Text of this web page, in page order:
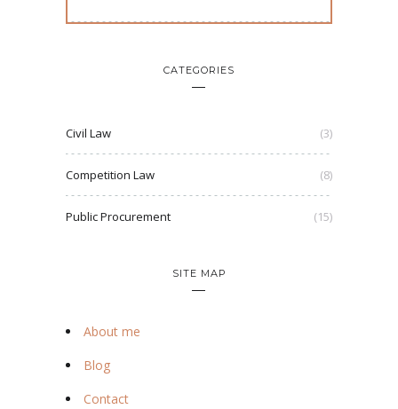
CATEGORIES
Civil Law (3)
Competition Law (8)
Public Procurement (15)
SITE MAP
About me
Blog
Contact